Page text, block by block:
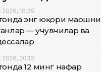
10:39
энг юқори маошни
— учувчилар ва
20:10
12 минг нафар